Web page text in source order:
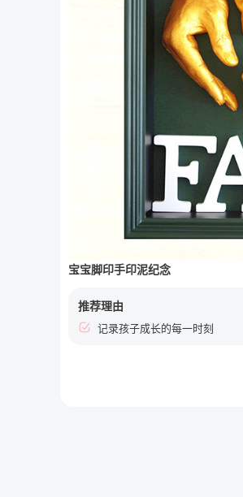
宝宝脚印手印泥纪念
推荐理由
记录孩子成长的每一时刻